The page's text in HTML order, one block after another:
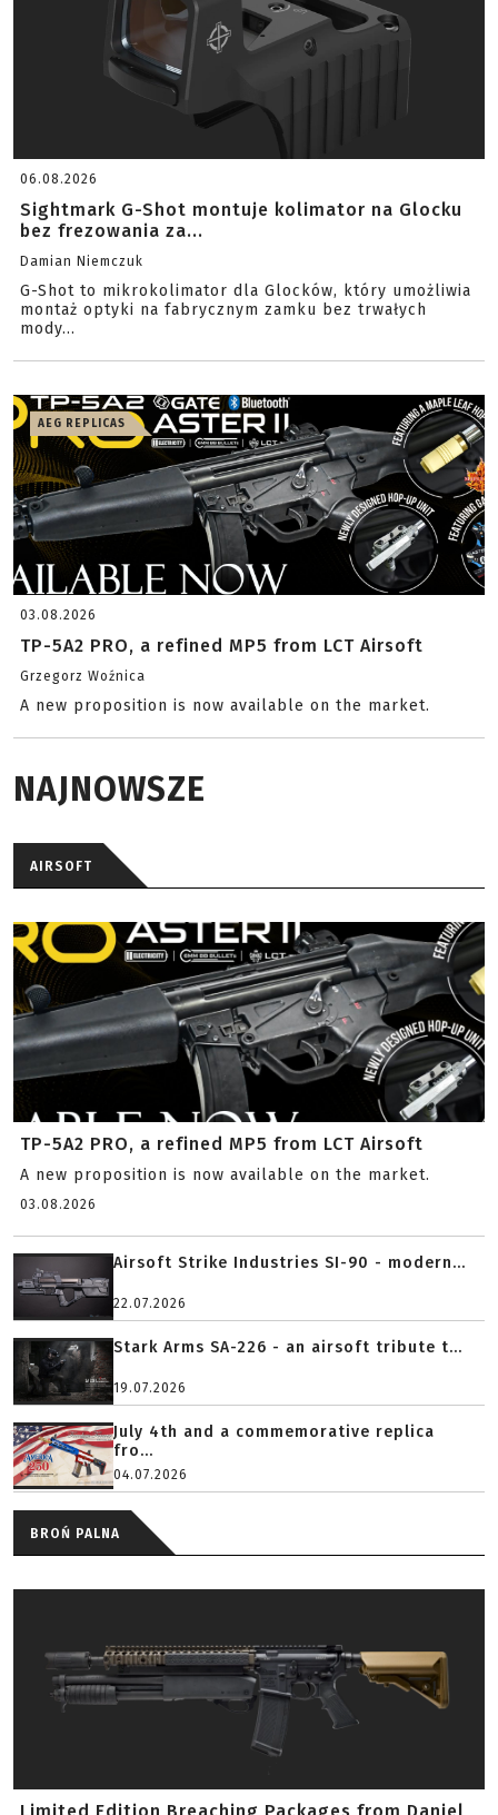
06.08.2026
Sightmark G-Shot montuje kolimator na Glocku
bez frezowania za...
Damian Niemczuk
G-Shot to mikrokolimator dla Glocków, który umożliwia
montaż optyki na fabrycznym zamku bez trwałych
mody...
AEG REPLICAS
03.08.2026
TP-5A2 PRO, a refined MP5 from LCT Airsoft
Grzegorz Woźnica
A new proposition is now available on the market.
NAJNOWSZE
AIRSOFT
TP-5A2 PRO, a refined MP5 from LCT Airsoft
A new proposition is now available on the market.
03.08.2026
Airsoft Strike Industries SI-90 - modern...
22.07.2026
Stark Arms SA-226 - an airsoft tribute t...
19.07.2026
July 4th and a commemorative replica
fro...
04.07.2026
BROŃ PALNA